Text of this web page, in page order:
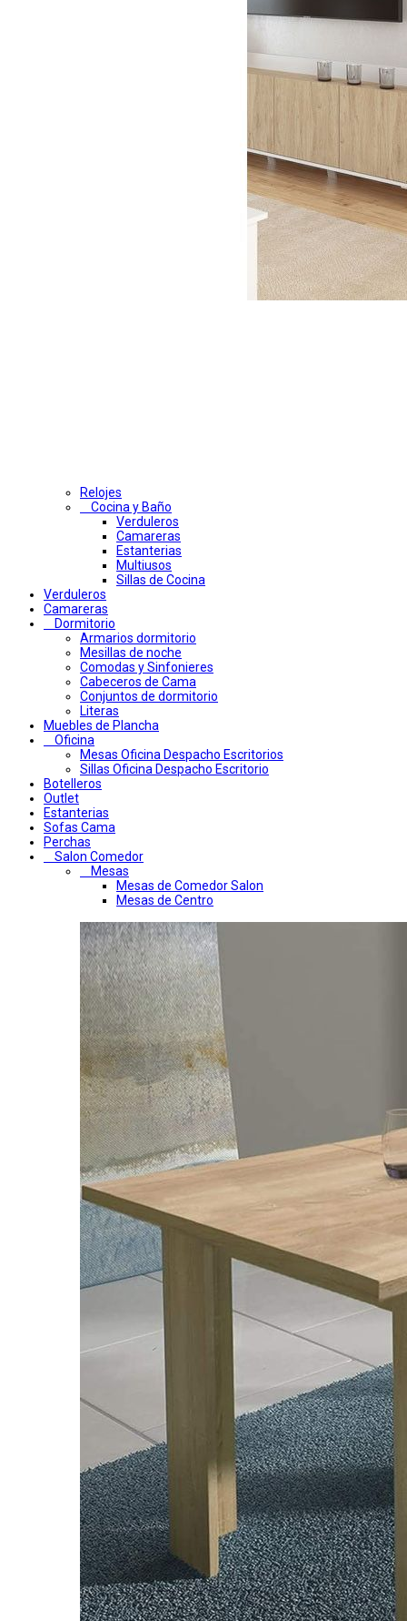
Relojes
Cocina y Baño
Verduleros
Camareras
Estanterias
Multiusos
Sillas de Cocina
Verduleros
Camareras
Dormitorio
Armarios dormitorio
Mesillas de noche
Comodas y Sinfonieres
Cabeceros de Cama
Conjuntos de dormitorio
Literas
Muebles de Plancha
Oficina
Mesas Oficina Despacho Escritorios
Sillas Oficina Despacho Escritorio
Botelleros
Outlet
Estanterias
Sofas Cama
Perchas
Salon Comedor
Mesas
Mesas de Comedor Salon
Mesas de Centro